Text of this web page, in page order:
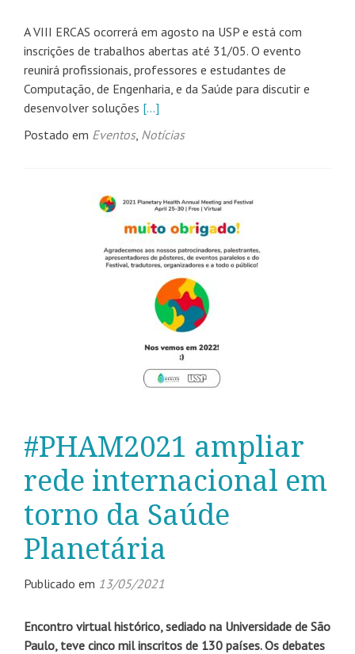
A VIII ERCAS ocorrerá em agosto na USP e está com
inscrições de trabalhos abertas até 31/05. O evento
reunirá profissionais, professores e estudantes de
Computação, de Engenharia, e da Saúde para discutir e
desenvolver soluções […]
Postado em Eventos, Notícias
#PHAM2021 ampliar
rede internacional em
torno da Saúde
Planetária
Publicado em 13/05/2021
Encontro virtual histórico, sediado na Universidade de São
Paulo, teve cinco mil inscritos de 130 países. Os debates